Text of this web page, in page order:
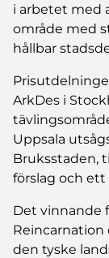
i arbetet med
område med
hållbar
ArkDes i
Uppsala
Bruksstaden,
förslag och
Det vinnande
Reincarnation
den tyske